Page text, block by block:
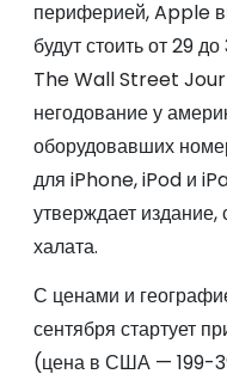
периферией, Apple
будут стоить от 29
The Wall Street
негодование у
оборудовавших
для iPhone, iPod и
утверждает
халата.
С ценами и
сентября стартует
(цена в США — 199-